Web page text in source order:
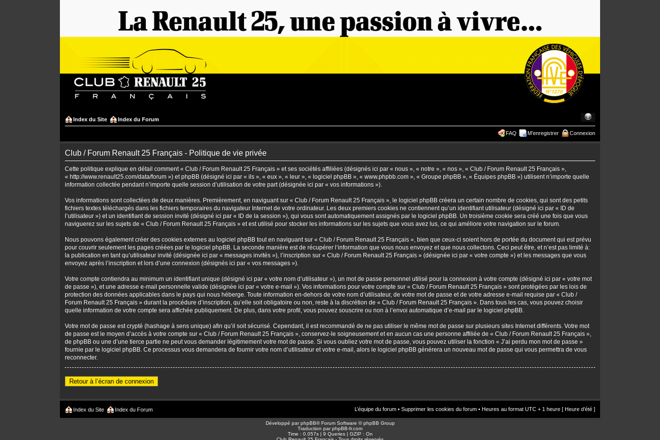
Index du Site Index du Forum
FAQ M’enregistrer Connexion
Club / Forum Renault 25 Français - Politique de vie privée
Cette politique explique en détail comment « Club / Forum Renault 25 Français » et ses sociétés affiliées (désignés ici par « nous », « notre », « nos », « Club / Forum Renault 25 Français »,
« http://www.renault25.com/data/forum ») et phpBB (désigné ici par « ils », « eux », « leur », « logiciel phpBB », « www.phpbb.com », « Groupe phpBB », « Équipes phpBB ») utilisent n’importe quelle
information collectée pendant n’importe quelle session d’utilisation de votre part (désignée ici par « vos informations »).
Vos informations sont collectées de deux manières. Premièrement, en naviguant sur « Club / Forum Renault 25 Français », le logiciel phpBB créera un certain nombre de cookies, qui sont des petits
fichiers textes téléchargés dans les fichiers temporaires du navigateur Internet de votre ordinateur. Les deux premiers cookies ne contiennent qu’un identifiant utilisateur (désigné ici par « ID de
l’utilisateur ») et un identifiant de session invité (désigné ici par « ID de la session »), qui vous sont automatiquement assignés par le logiciel phpBB. Un troisième cookie sera créé une fois que vous
naviguerez sur les sujets de « Club / Forum Renault 25 Français » et est utilisé pour stocker les informations sur les sujets que vous avez lus, ce qui améliore votre navigation sur le forum.
Nous pouvons également créer des cookies externes au logiciel phpBB tout en naviguant sur « Club / Forum Renault 25 Français », bien que ceux-ci soient hors de portée du document qui est prévu
pour couvrir seulement les pages créées par le logiciel phpBB. La seconde manière est de récupérer l’information que vous nous envoyez et que nous collectons. Ceci peut être, et n’est pas limité à:
la publication en tant qu’utilisateur invité (désignée ici par « messages invités »), l’inscription sur « Club / Forum Renault 25 Français » (désignée ici par « votre compte ») et les messages que vous
envoyez après l’inscription et lors d’une connexion (désignés ici par « vos messages »).
Votre compte contiendra au minimum un identifiant unique (désigné ici par « votre nom d’utilisateur »), un mot de passe personnel utilisé pour la connexion à votre compte (désigné ici par « votre mot
de passe »), et une adresse e-mail personnelle valide (désignée ici par « votre e-mail »). Vos informations pour votre compte sur « Club / Forum Renault 25 Français » sont protégées par les lois de
protection des données applicables dans le pays qui nous héberge. Toute information en-dehors de votre nom d’utilisateur, de votre mot de passe et de votre adresse e-mail requise par « Club /
Forum Renault 25 Français » durant la procédure d’inscription, qu’elle soit obligatoire ou non, reste à la discrétion de « Club / Forum Renault 25 Français ». Dans tous les cas, vous pouvez choisir
quelle information de votre compte sera affichée publiquement. De plus, dans votre profil, vous pouvez souscrire ou non à l’envoi automatique d’e-mail par le logiciel phpBB.
Votre mot de passe est crypté (hashage à sens unique) afin qu’il soit sécurisé. Cependant, il est recommandé de ne pas utiliser le même mot de passe sur plusieurs sites Internet différents. Votre mot
de passe est le moyen d’accès à votre compte sur « Club / Forum Renault 25 Français », conservez-le soigneusement et en aucun cas une personne affiliée de « Club / Forum Renault 25 Français »,
de phpBB ou une d’une tierce partie ne peut vous demander légitimement votre mot de passe. Si vous oubliez votre mot de passe, vous pouvez utiliser la fonction « J’ai perdu mon mot de passe »
fournie par le logiciel phpBB. Ce processus vous demandera de fournir votre nom d’utilisateur et votre e-mail, alors le logiciel phpBB générera un nouveau mot de passe qui vous permettra de vous
reconnecter.
Retour à l’écran de connexion
Index du Site Index du Forum L’équipe du forum • Supprimer les cookies du forum • Heures au format UTC + 1 heure [ Heure d’été ]
Développé parphpBB® Forum Software © phpBB Group
Traduction parphpBB-fr.com
Time : 0.057s | 9 Queries | GZIP : On